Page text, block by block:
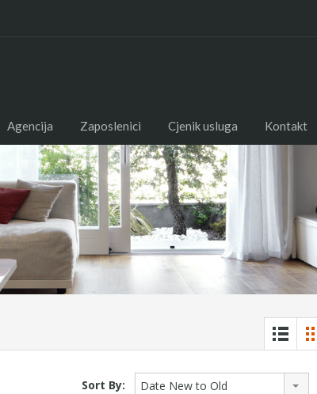
Agencija Zaposlenici Cjenik usluga Kontakt
Sort By: Date New to Old